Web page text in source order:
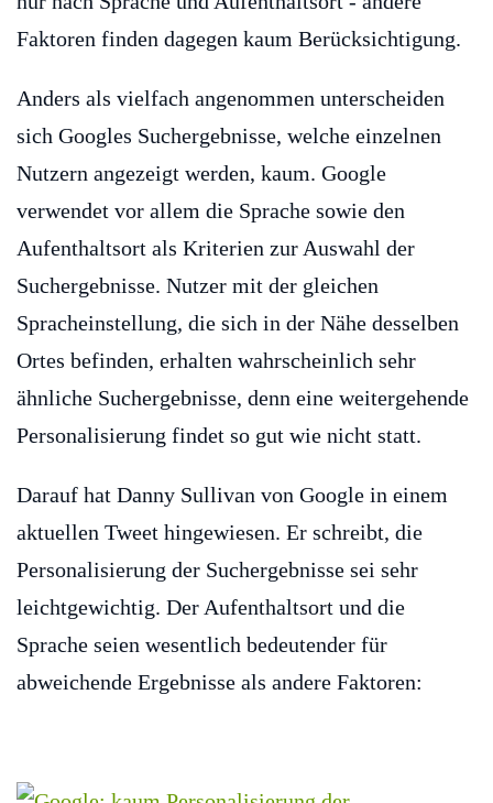
Faktoren finden dagegen kaum Berücksichtigung.
Anders als vielfach angenommen unterscheiden
sich Googles Suchergebnisse, welche einzelnen
Nutzern angezeigt werden, kaum. Google
verwendet vor allem die Sprache sowie den
Aufenthaltsort als Kriterien zur Auswahl der
Suchergebnisse. Nutzer mit der gleichen
Spracheinstellung, die sich in der Nähe desselben
Ortes befinden, erhalten wahrscheinlich sehr
ähnliche Suchergebnisse, denn eine weitergehende
Personalisierung findet so gut wie nicht statt.
Darauf hat Danny Sullivan von Google in einem
aktuellen Tweet hingewiesen. Er schreibt, die
Personalisierung der Suchergebnisse sei sehr
leichtgewichtig. Der Aufenthaltsort und die
Sprache seien wesentlich bedeutender für
abweichende Ergebnisse als andere Faktoren: